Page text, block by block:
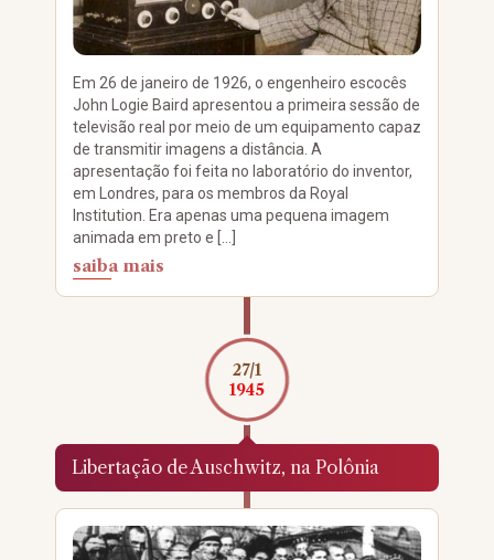
Em 26 de janeiro de 1926, o engenheiro escocês
John Logie Baird apresentou a primeira sessão de
televisão real por meio de um equipamento capaz
de transmitir imagens a distância. A
apresentação foi feita no laboratório do inventor,
em Londres, para os membros da Royal
Institution. Era apenas uma pequena imagem
animada em preto e […]
saiba mais
Libertação de Auschwitz, na Polônia
27/1
1945